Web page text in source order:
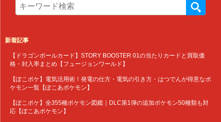
新着記事
【ドラゴンボールカード】STORY BOOSTER 01の当たりカードと買取価
格・封入率まとめ【フュージョンワールド】
【ぽこポケ】電気活用術！発電の仕方・電気の引き方・はつでんが得意なポ
ケモン一覧【ぽこあポケモン】
【ぽこポケ】全355種ポケモン図鑑｜DLC第1弾の追加ポケモン50種類も対
応【ぽこあポケモン】